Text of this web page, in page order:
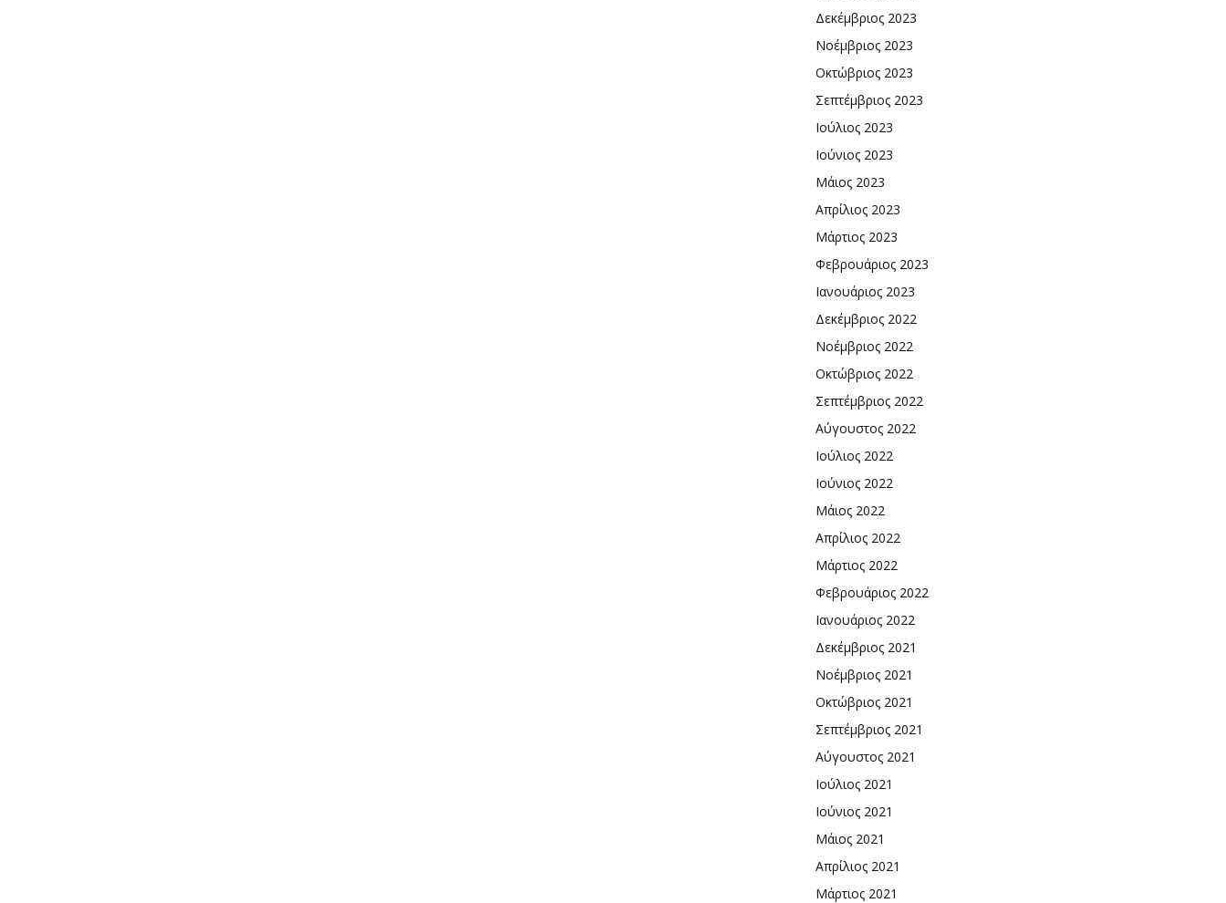
Δεκέμβριος 2023
Νοέμβριος 2023
Οκτώβριος 2023
Σεπτέμβριος 2023
Ιούλιος 2023
Ιούνιος 2023
Μάιος 2023
Απρίλιος 2023
Μάρτιος 2023
Φεβρουάριος 2023
Ιανουάριος 2023
Δεκέμβριος 2022
Νοέμβριος 2022
Οκτώβριος 2022
Σεπτέμβριος 2022
Αύγουστος 2022
Ιούλιος 2022
Ιούνιος 2022
Μάιος 2022
Απρίλιος 2022
Μάρτιος 2022
Φεβρουάριος 2022
Ιανουάριος 2022
Δεκέμβριος 2021
Νοέμβριος 2021
Οκτώβριος 2021
Σεπτέμβριος 2021
Αύγουστος 2021
Ιούλιος 2021
Ιούνιος 2021
Μάιος 2021
Απρίλιος 2021
Μάρτιος 2021